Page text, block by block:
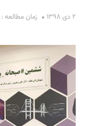
۲ دی ۱۳۹۸ زمان مطالعه : ۵ دقیقه